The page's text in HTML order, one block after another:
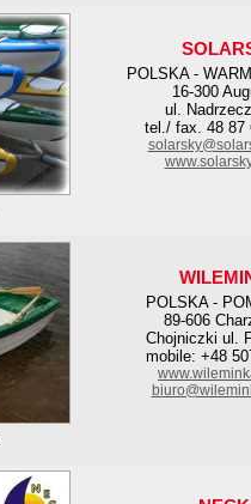
POLSKA -
16-300
ul.
tel./ fax. 48 87
POLSKA -
89-606
Chojniczki ul.
mobile: +48